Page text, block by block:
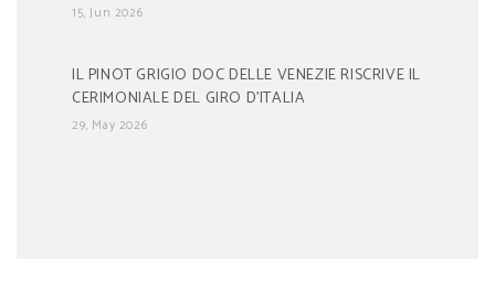
15, Jun 2026
IL PINOT GRIGIO DOC DELLE VENEZIE RISCRIVE IL
CERIMONIALE DEL GIRO D’ITALIA
29, May 2026